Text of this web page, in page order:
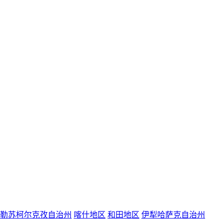
苏柯尔克孜自治州 喀什地区 和田地区 伊犁哈萨克自治州